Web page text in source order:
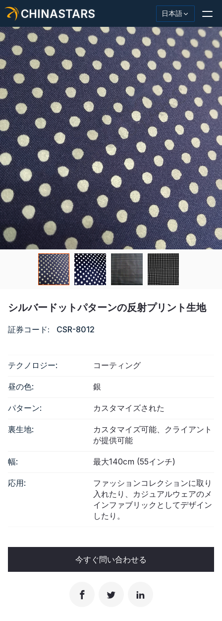
CHINASTARS 日本語
反射材・テープ
ファッション反射生地
安全服
暗闇で光る素材
工業用ウォッシュトリム
CHINASTARS について
新製品
リソース
カタログ
接触
シルバードットパターンの反射プリント生地
証券コード: CSR-8012
テクノロジー: コーティング
昼の色: 銀
パターン: カスタマイズされた
裏生地:
カスタマイズ可能、クライアント
が提供可能
幅: 最大140cm (55インチ)
応用:
ファッションコレクションに取り
入れたり、カジュアルウェアのメ
インファブリックとしてデザイン
したり。
今すぐ問い合わせる